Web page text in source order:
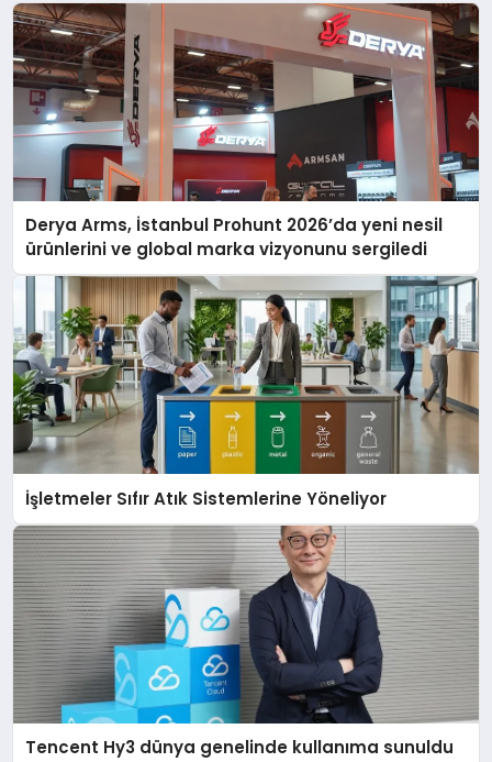
Derya Arms, İstanbul Prohunt 2026’da yeni nesil
ürünlerini ve global marka vizyonunu sergiledi
İşletmeler Sıfır Atık Sistemlerine Yöneliyor
Tencent Hy3 dünya genelinde kullanıma sunuldu